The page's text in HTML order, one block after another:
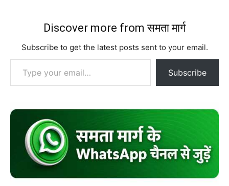
Discover more from समता मार्ग
Subscribe to get the latest posts sent to your email.
Type your email…
Subscribe